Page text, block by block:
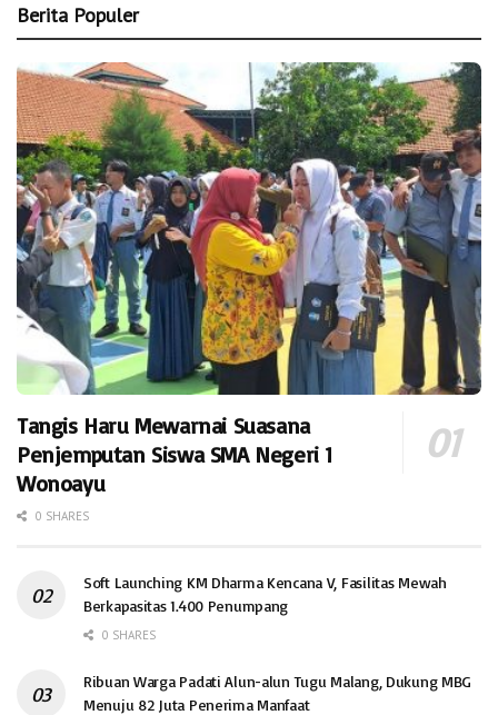
Berita Populer
Tangis Haru Mewarnai Suasana
Penjemputan Siswa SMA Negeri 1
Wonoayu
0 SHARES
Soft Launching KM Dharma Kencana V, Fasilitas Mewah
Berkapasitas 1.400 Penumpang
0 SHARES
Ribuan Warga Padati Alun-alun Tugu Malang, Dukung MBG
Menuju 82 Juta Penerima Manfaat